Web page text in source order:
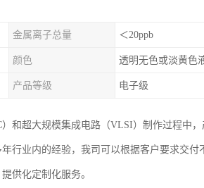
金属离子总量 ＜20ppb
颜色 透明无色或淡黄色
产品等级 电子级
和超大规模集成电路（VLSI）制作过程中
行业内的经验，我司可以根据客户要求交付
供化定制化服务。